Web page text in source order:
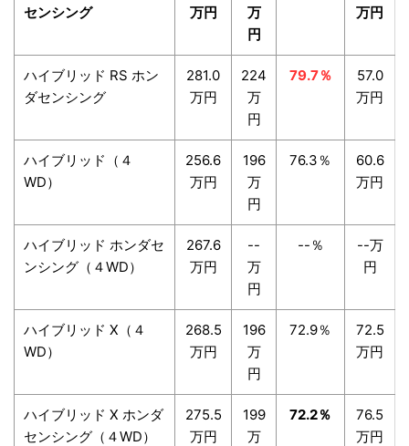
センシング
万円
万
円
万円
ハイブリッド RS ホン
ダセンシング
281.0
万円
224
万
円
79.7％
57.0
万円
ハイブリッド（４
WD）
256.6
万円
196
万
円
76.3％
60.6
万円
ハイブリッド ホンダセ
ンシング（４WD）
267.6
万円
--
万
円
--％
--万
円
ハイブリッド X（４
WD）
268.5
万円
196
万
円
72.9％
72.5
万円
ハイブリッド X ホンダ
センシング（４WD）
275.5
万円
199
万
72.2％
76.5
万円